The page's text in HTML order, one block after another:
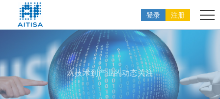
登录 注册
从技术到产业的动态关注